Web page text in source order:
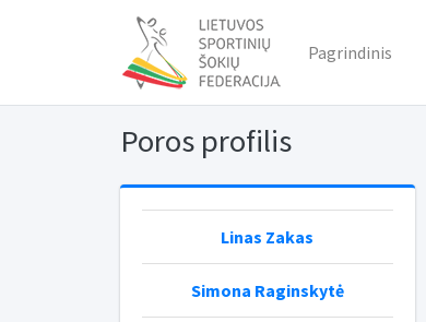
Pagrindinis
Poros profilis
Linas Zakas
Simona Raginskytė